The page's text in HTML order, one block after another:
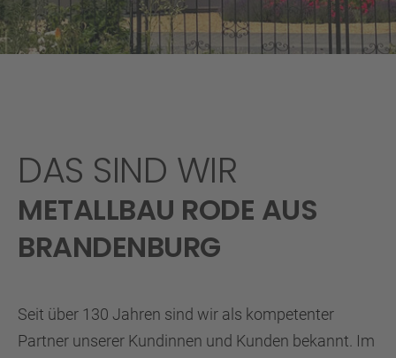
DAS SIND WIR
METALLBAU RODE AUS
BRANDENBURG
Seit über 130 Jahren sind wir als kompetenter
Partner unserer Kundinnen und Kunden bekannt. Im